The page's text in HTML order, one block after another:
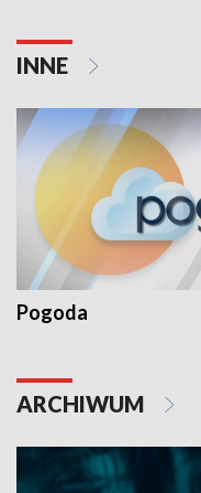
INNE
Pogoda
ARCHIWUM